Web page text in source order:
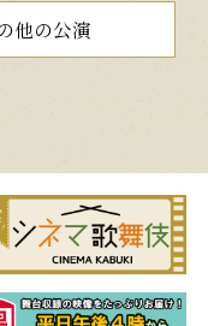
の面会を求めます。
れますが、鬼の片腕
正体は伯母に化けた
品格ある老婆、後半
他の公演